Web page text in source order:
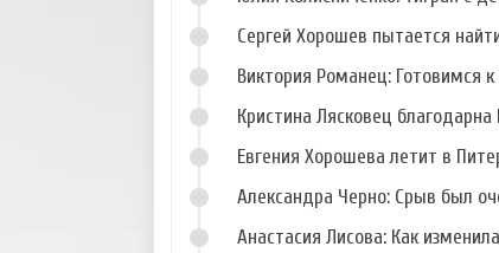
Фото Андрея Чуева
Фото Никиты
Кузнецова
Сергей Хорошев пытается
Виктория Романец: Готовимся
Кристина Лясковец
Евгения Хорошева летит в
Александра Черно: Срыв был
Анастасия Лисова: Как